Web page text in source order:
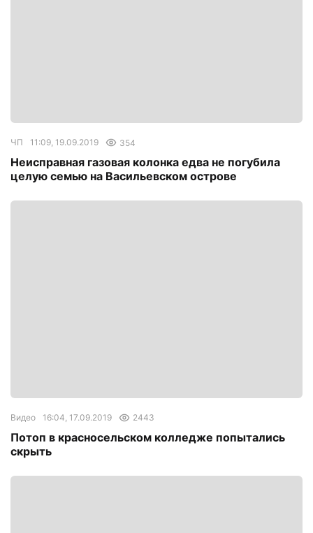
ЧП 11:09, 19.09.2019 354
Неисправная газовая колонка едва не погубила
целую семью на Васильевском острове
Видео 16:04, 17.09.2019 2443
Потоп в красносельском колледже попытались
скрыть